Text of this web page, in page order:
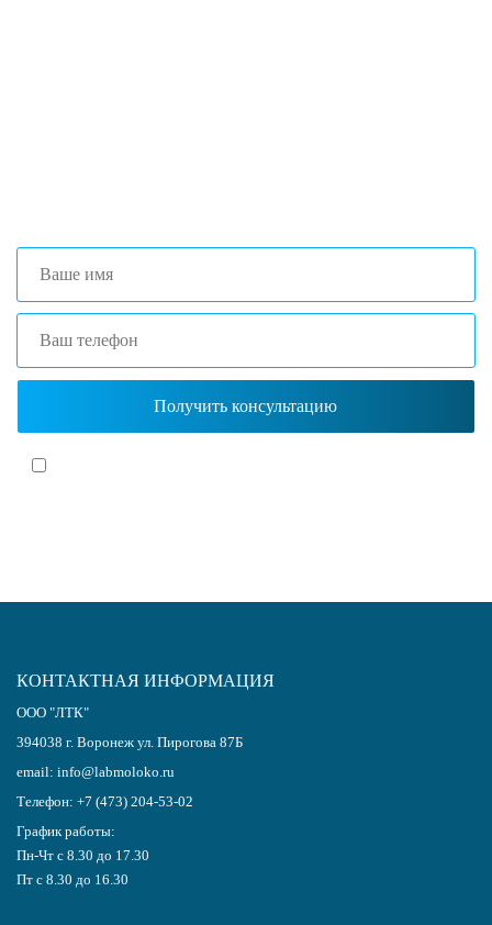
КОНТАКТНАЯ ИНФОРМАЦИЯ
ООО "ЛТК"
394038 г. Воронеж ул. Пирогова 87Б
email: info@labmoloko.ru
Телефон: +7 (473) 204-53-02
График работы:
Пн-Чт с 8.30 до 17.30
Пт с 8.30 до 16.30